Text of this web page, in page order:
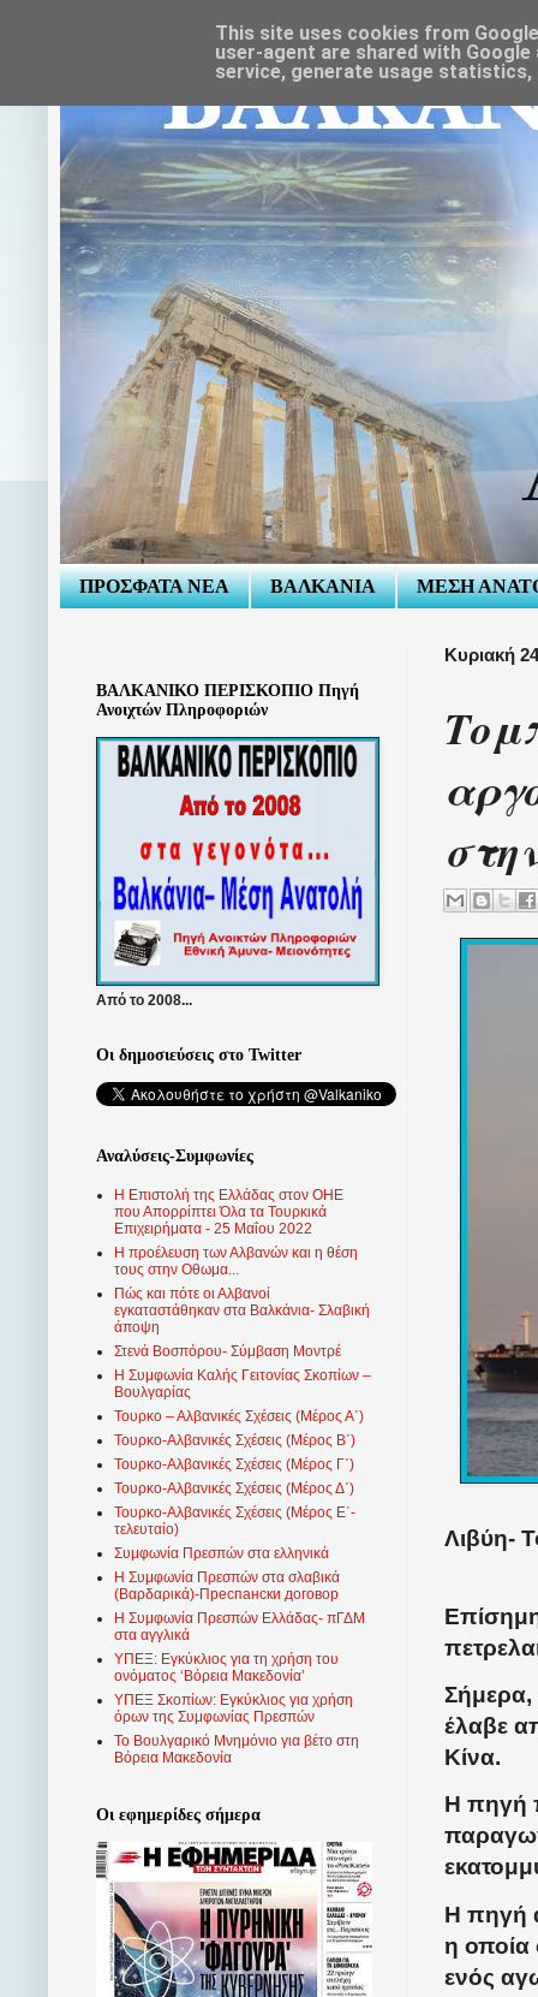
ΠΡΟΣΦΑΤΑ ΝΕΑ ΒΑΛΚΑΝΙΑ ΜΕΣΗ
Κυριακή
Λιβύη-
Σήμερα,
έλαβε
Κίνα.
Η πηγή
Η πηγή
η οποία
ενός
ΒΑΛΚΑΝΙΚΟ ΠΕΡΙΣΚΟΠΙΟ Πηγή
Ανοιχτών Πληροφοριών
Από το 2008...
Οι δημοσιεύσεις στο Twitter
Αναλύσεις-Συμφωνίες
Η Επιστολή της Ελλάδας στον ΟΗΕ
που Απορρίπτει Όλα τα Τουρκικά
Επιχειρήματα - 25 Μαΐου 2022
Η προέλευση των Αλβανών και η θέση
τους στην Οθωμα...
Πώς και πότε οι Αλβανοί
εγκαταστάθηκαν στα Βαλκάνια- Σλαβική
άποψη
Στενά Βοσπόρου- Σύμβαση Μοντρέ
Η Συμφωνία Καλής Γειτονίας Σκοπίων –
Βουλγαρίας
Τουρκο – Αλβανικές Σχέσεις (Mέρος Α΄)
Τουρκο-Αλβανικές Σχέσεις (Μέρος Β΄)
Τουρκο-Αλβανικές Σχέσεις (Μέρος Γ΄)
Τουρκο-Αλβανικές Σχέσεις (Μέρος Δ΄)
Τουρκο-Αλβανικές Σχέσεις (Μέρος Ε΄-
τελευταίο)
Συμφωνία Πρεσπών στα ελληνικά
Η Συμφωνία Πρεσπών στα σλαβικά
(Βαρδαρικά)-Преспански договор
Η Συμφωνία Πρεσπών Ελλάδας- πΓΔΜ
στα αγγλικά
ΥΠΕΞ: Εγκύκλιος για τη χρήση του
ονόματος ‘Βόρεια Μακεδονία’
ΥΠΕΞ Σκοπίων: Εγκύκλιος για χρήση
όρων της Συμφωνίας Πρεσπών
Το Βουλγαρικό Μνημόνιο για βέτο στη
Βόρεια Μακεδονία
Οι εφημερίδες σήμερα
This site uses cookies from
user-agent are shared with
service, generate usage statistics,